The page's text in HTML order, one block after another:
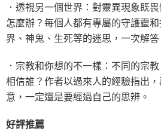
．透視另一個世界：對靈異現象既
怎麼辦？每個人都有專屬的守護靈
界、神鬼、生死等的迷思，一次解答
．宗教和你想的不一樣：不同的宗
相信誰？作者以過來人的經驗指出
意，一定還是要經過自己的思辨。
好評推薦